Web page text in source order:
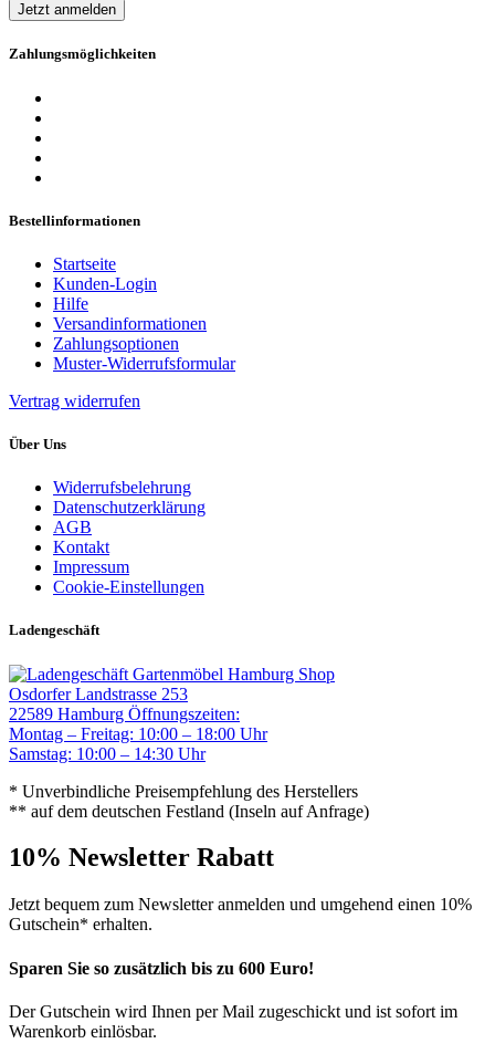
Jetzt anmelden
Zahlungsmöglichkeiten
Bestellinformationen
Startseite
Kunden-Login
Hilfe
Versandinformationen
Zahlungsoptionen
Muster-Widerrufsformular
Vertrag widerrufen
Über Uns
Widerrufsbelehrung
Datenschutzerklärung
AGB
Kontakt
Impressum
Cookie-Einstellungen
Ladengeschäft
Gartenmöbel Hamburg Shop
Osdorfer Landstrasse 253
22589 Hamburg Öffnungszeiten:
Montag – Freitag: 10:00 – 18:00 Uhr
Samstag: 10:00 – 14:30 Uhr
* Unverbindliche Preisempfehlung des Herstellers
** auf dem deutschen Festland (Inseln auf Anfrage)
10% Newsletter Rabatt
Jetzt bequem zum Newsletter anmelden und umgehend einen 10%
Gutschein* erhalten.
Sparen Sie so zusätzlich bis zu 600 Euro!
Der Gutschein wird Ihnen per Mail zugeschickt und ist sofort im
Warenkorb einlösbar.